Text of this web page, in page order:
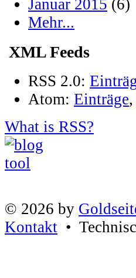
Januar 2015 (6)
Mehr...
XML Feeds
RSS 2.0:
Atom: Einträge,
What is RSS?
© 2026 by
Kontakt •